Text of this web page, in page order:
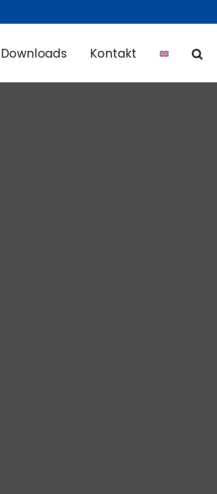
Downloads Kontakt